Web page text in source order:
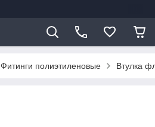
Фитинги полиэтиленовые Втулка